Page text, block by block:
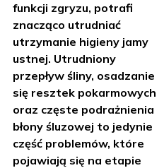
funkcji zgryzu, potrafi
znacząco utrudniać
utrzymanie higieny jamy
ustnej. Utrudniony
przepływ śliny, osadzanie
się resztek pokarmowych
oraz częste podrażnienia
błony śluzowej to jedynie
część problemów, które
pojawiają się na etapie